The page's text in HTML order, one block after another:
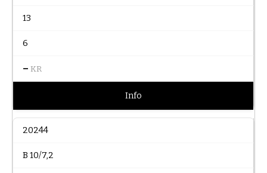
13
6
– KR
Info
20244
B 10/7,2